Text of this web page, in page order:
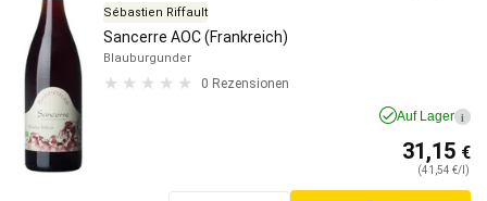
Sébastien Riffault
Sancerre AOC (Frankreich)
Blauburgunder
0 Rezensionen
Auf Lager i
31,15 €
(41,54 €/l)